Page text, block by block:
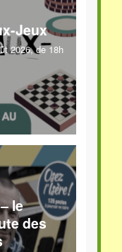
Jeux
2026, de 18h
le
des